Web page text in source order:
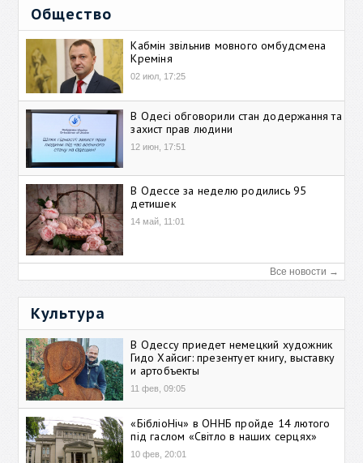
Общество
Кабмін звільнив мовного омбудсмена
Креміня
02 июл, 17:25
В Одесі обговорили стан додержання та
захист прав людини
12 июн, 17:51
В Одессе за неделю родились 95
детишек
14 май, 11:01
Все новости →
Культура
В Одессу приедет немецкий художник
Гидо Хайсиг: презентует книгу, выставку
и артобъекты
11 фев, 09:05
«БібліоНіч» в ОННБ пройде 14 лютого
під гаслом «Світло в наших серцях»
10 фев, 20:01